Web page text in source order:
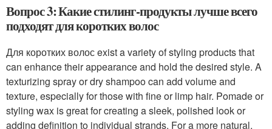
Вопрос 3: Какие стилинг-продукты лучше всего
подходят для коротких волос
Для коротких волос exist a variety of styling products that
can enhance their appearance and hold the desired style. A
texturizing spray or dry shampoo can add volume and
texture, especially for those with fine or limp hair. Pomade or
styling wax is great for creating a sleek, polished look or
adding definition to individual strands. For a more natural,